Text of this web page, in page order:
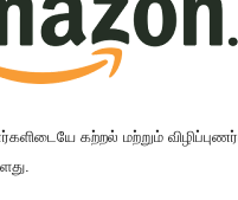
கற்றல் மற்றும்